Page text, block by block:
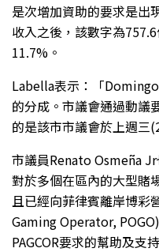
是次增加資助的要求是出
收入之後，該數字為
11.7%。
Labella表示：「
的分成。市議會通過動議
的是該市市議會於上週三
市議員Renato Osmeña
對於多個在區內的大型賭
且已經向菲律賓離岸博
Gaming Operator,
PAGCOR要求的幫助及支